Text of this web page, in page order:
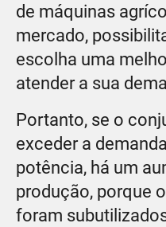
de máquinas
mercado,
escolha uma
atender a sua
Portanto, se o
exceder a
potência, há um
produção, porque
foram